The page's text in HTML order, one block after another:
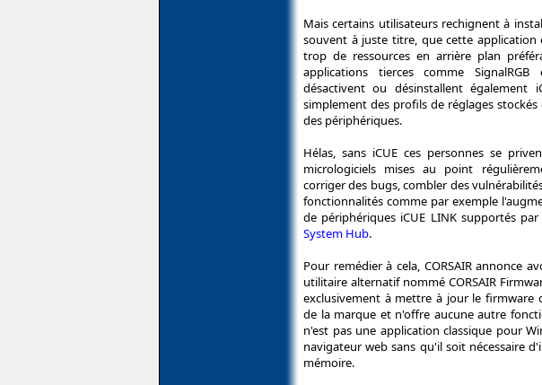
Mais certains utilisateurs rechignent à
souvent à juste titre, que cette
trop de ressources en arrière plan
applications tierces comme SignalRGB
désactivent ou désinstallent également
simplement des profils de réglages
des périphériques.
Hélas, sans iCUE ces personnes se
micrologiciels mises au point
corriger des bugs, combler des
fonctionnalités comme par exemple
de périphériques iCUE LINK supportés
System Hub.
Pour remédier à cela, CORSAIR annonce
utilitaire alternatif nommé CORSAIR
exclusivement à mettre à jour le firmware
de la marque et n'offre aucune autre
n'est pas une application classique pour
navigateur web sans qu'il soit nécessaire
mémoire.